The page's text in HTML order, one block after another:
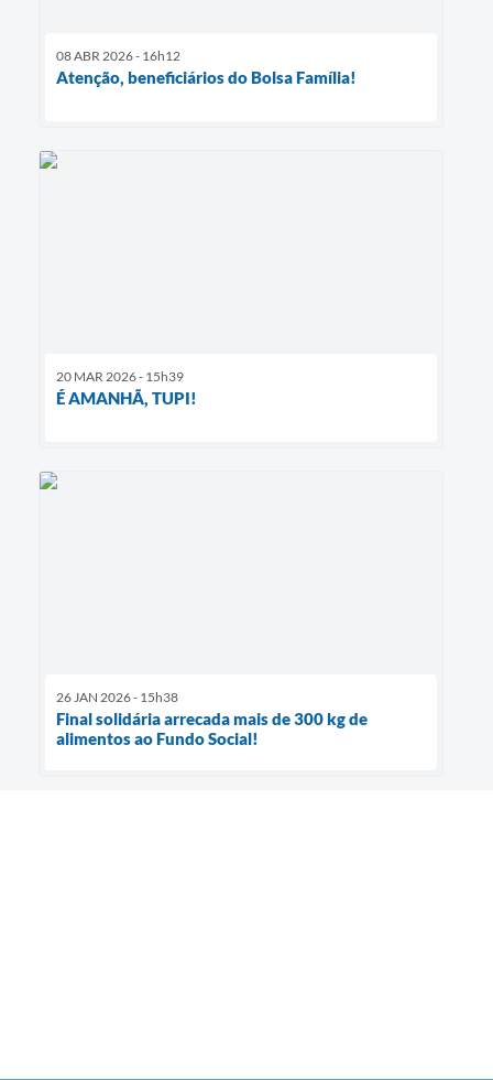
08 ABR 2026 - 16h12
Atenção, beneficiários do Bolsa Família!
20 MAR 2026 - 15h39
É AMANHÃ, TUPI!
26 JAN 2026 - 15h38
Final solidária arrecada mais de 300 kg de
alimentos ao Fundo Social!